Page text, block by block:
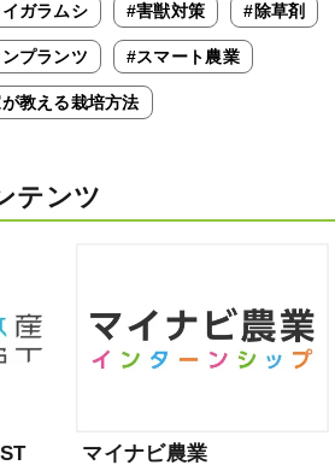
ガラムシ #害獣対策 #除草剤
プランツ #スマート農業
教える栽培方法
テンツ
マイナビ農業